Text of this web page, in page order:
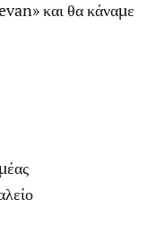
και θα κάναμε